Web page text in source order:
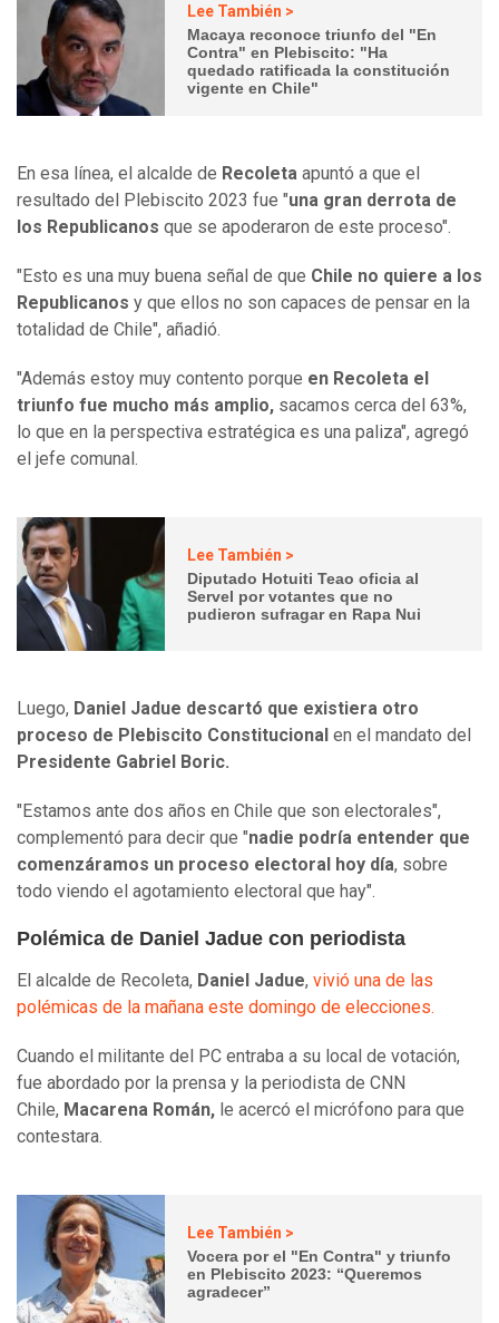
Lee También >
Macaya reconoce triunfo del "En
Contra" en Plebiscito: "Ha
quedado ratificada la constitución
vigente en Chile"
En esa línea, el alcalde de Recoleta apuntó a que el
resultado del Plebiscito 2023 fue "una gran derrota de
los Republicanos que se apoderaron de este proceso".
"Esto es una muy buena señal de que Chile no quiere a los
Republicanos y que ellos no son capaces de pensar en la
totalidad de Chile", añadió.
"Además estoy muy contento porque en Recoleta el
triunfo fue mucho más amplio, sacamos cerca del 63%,
lo que en la perspectiva estratégica es una paliza", agregó
el jefe comunal.
Lee También >
Diputado Hotuiti Teao oficia al
Servel por votantes que no
pudieron sufragar en Rapa Nui
Luego, Daniel Jadue descartó que existiera otro
proceso de Plebiscito Constitucional en el mandato del
Presidente Gabriel Boric.
"Estamos ante dos años en Chile que son electorales",
complementó para decir que "nadie podría entender que
comenzáramos un proceso electoral hoy día, sobre
todo viendo el agotamiento electoral que hay".
Polémica de Daniel Jadue con periodista
El alcalde de Recoleta, Daniel Jadue, vivió una de las
polémicas de la mañana este domingo de elecciones.
Cuando el militante del PC entraba a su local de votación,
fue abordado por la prensa y la periodista de CNN
Chile, Macarena Román, le acercó el micrófono para que
contestara.
Lee También >
Vocera por el "En Contra" y triunfo
en Plebiscito 2023: “Queremos
agradecer”